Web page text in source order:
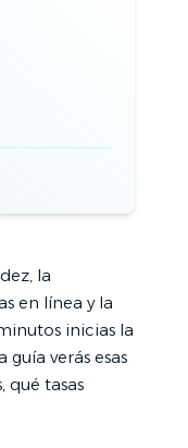
la
en línea y la
inicias la
verás esas
qué tasas